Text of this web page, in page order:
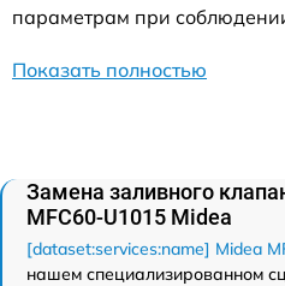
параметрам при
Показать полностью
Замена заливного
MFC60-U1015 Midea
[dataset:services:name] Midea
нашем специализированном